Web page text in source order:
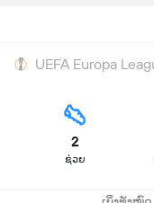
UEFA Europa
2
ຊ່ວຍ